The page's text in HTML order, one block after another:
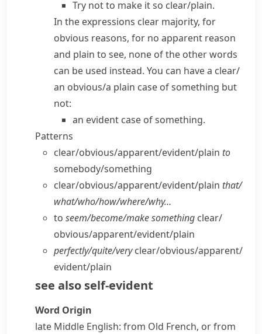
Try not to make it so clear/​plain.
In the expressions clear majority, for
obvious reasons, for no apparent reason
and plain to see, none of the other words
can be used instead. You can havea clear/​
an obvious/​a plain case of something but
not:
an evident case of something.
Patterns
clear/​obvious/​apparent/​evident/​plain to
somebody/​something
clear/​obvious/​apparent/​evident/​plain that/​
what/​who/​how/​where/​why…
to seem/​become/​make something clear/​
obvious/​apparent/​evident/​plain
perfectly/​quite/​veryclear/​obvious/​apparent/​
evident/​plain
see also self-evident
Word Origin
late Middle English: from Old French, or from